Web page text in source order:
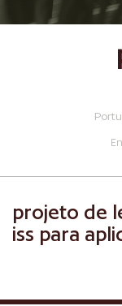
projeto de
iss para